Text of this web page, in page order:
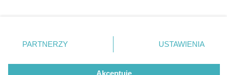
Gliwice
prywatności znajdujący się w lewym dolnym rogu strony
. Niektóre rodzaje przetwarzania danych nie wymagają
zgody użytkownika, ale masz prawo sprzeciwić się
takiemu przetwarzaniu. Preferencje będą miały
PARTNERZY USTAWIENIA
Akceptuję